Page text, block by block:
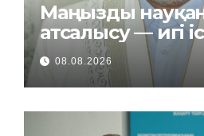
Маңызды
атсалысу — игі іс
08.08.2026